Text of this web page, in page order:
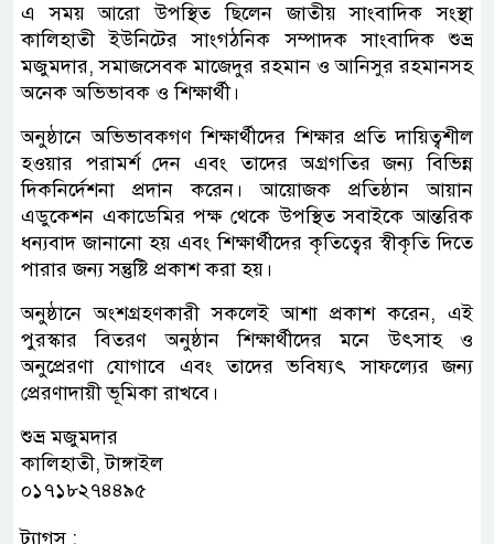
এ সময় আরো উপস্থিত ছিলেন জাতীয় সাংবাদিক সংস্থা
কালিহাতী ইউনিটের সাংগঠনিক সম্পাদক সাংবাদিক শুভ্র
মজুমদার, সমাজসেবক মাজেদুর রহমান ও আনিসুর রহমানসহ
অনেক অভিভাবক ও শিক্ষার্থী।
অনুষ্ঠানে অভিভাবকগণ শিক্ষার্থীদের শিক্ষার প্রতি দায়িত্বশীল
হওয়ার পরামর্শ দেন এবং তাদের অগ্রগতির জন্য বিভিন্ন
দিকনির্দেশনা প্রদান করেন। আয়োজক প্রতিষ্ঠান আয়ান
এডুকেশন একাডেমির পক্ষ থেকে উপস্থিত সবাইকে আন্তরিক
ধন্যবাদ জানানো হয় এবং শিক্ষার্থীদের কৃতিত্বের স্বীকৃতি দিতে
পারার জন্য সন্তুষ্টি প্রকাশ করা হয়।
অনুষ্ঠানে অংশগ্রহণকারী সকলেই আশা প্রকাশ করেন, এই
পুরস্কার বিতরণ অনুষ্ঠান শিক্ষার্থীদের মনে উৎসাহ ও
অনুপ্রেরণা যোগাবে এবং তাদের ভবিষ্যৎ সাফল্যের জন্য
প্রেরণাদায়ী ভূমিকা রাখবে।
শুভ্র মজুমদার
কালিহাতী, টাঙ্গাইল
০১৭১৮২৭৪৪৯৫
ট্যাগস :